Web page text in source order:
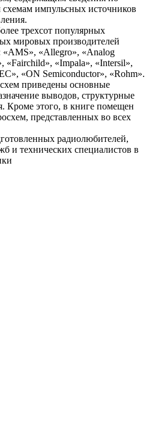
импульсных источников
трехсот популярных
мировых производителей
«AMS», «Allegro», «Analog
«Fairchild», «Impala», «Intersil»,
«ON Semiconductor», «Rohm».
приведены основные
выводов, структурные
Кроме этого, в книге помещен
представленных во всех
радиолюбителей,
и технических специалистов в